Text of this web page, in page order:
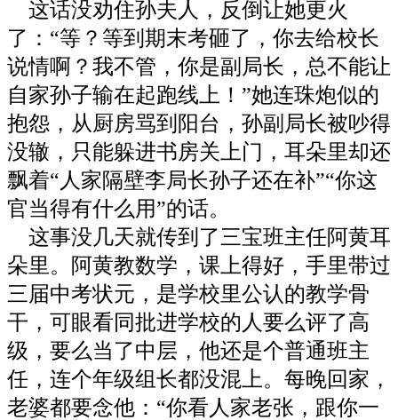
这话没劝住孙夫人，反倒让她更火
了：“等？等到期末考砸了，你去给校长
说情啊？我不管，你是副局长，总不能让
自家孙子输在起跑线上！”她连珠炮似的
抱怨，从厨房骂到阳台，孙副局长被吵得
没辙，只能躲进书房关上门，耳朵里却还
飘着“人家隔壁李局长孙子还在补”“你这
官当得有什么用”的话。
这事没几天就传到了三宝班主任阿黄耳
朵里。阿黄教数学，课上得好，手里带过
三届中考状元，是学校里公认的教学骨
干，可眼看同批进学校的人要么评了高
级，要么当了中层，他还是个普通班主
任，连个年级组长都没混上。每晚回家，
老婆都要念他：“你看人家老张，跟你一